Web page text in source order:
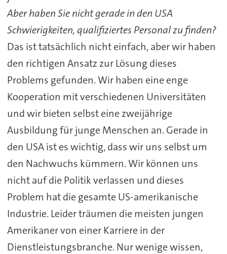
Aber haben Sie nicht gerade in den USA
Schwierigkeiten, qualifiziertes Personal zu finden?
Das ist tatsächlich nicht einfach, aber wir haben
den richtigen Ansatz zur Lösung dieses
Problems gefunden. Wir haben eine enge
Kooperation mit verschiedenen Universitäten
und wir bieten selbst eine zweijährige
Ausbildung für junge Menschen an. Gerade in
den USA ist es wichtig, dass wir uns selbst um
den Nachwuchs kümmern. Wir können uns
nicht auf die Politik verlassen und dieses
Problem hat die gesamte US-amerikanische
Industrie. Leider träumen die meisten jungen
Amerikaner von einer Karriere in der
Dienstleistungsbranche. Nur wenige wissen,